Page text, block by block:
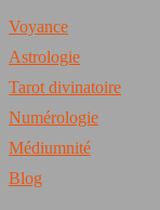
Voyance
Astrologie
Tarot divinatoire
Numérologie
Médiumnité
Blog